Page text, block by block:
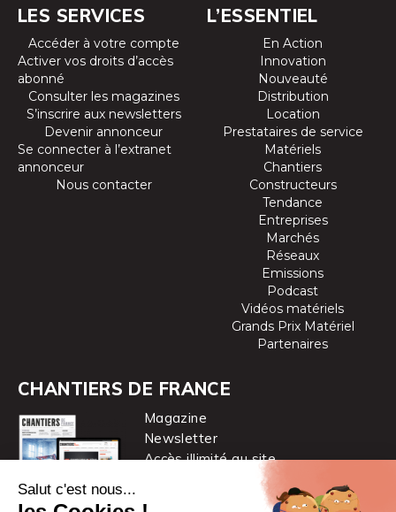
LES SERVICES
Accéder à votre compte
Activer vos droits d’accès
abonné
Consulter les magazines
S’inscrire aux newsletters
Devenir annonceur
Se connecter à l’extranet
annonceur
Nous contacter
L’ESSENTIEL
En Action
Innovation
Nouveauté
Distribution
Location
Prestataires de service
Matériels
Chantiers
Constructeurs
Tendance
Entreprises
Marchés
Réseaux
Emissions
Podcast
Vidéos matériels
Grands Prix Matériel
Partenaires
CHANTIERS DE FRANCE
Magazine
Newsletter
Accès illimité au site